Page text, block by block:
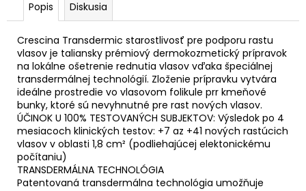
Popis Diskusia
Crescina Transdermic starostlivosť pre podporu rastu
vlasov je taliansky prémiový dermokozmetický prípravok
na lokálne ošetrenie rednutia vlasov vďaka špeciálnej
transdermálnej technológií. Zloženie prípravku vytvára
ideálne prostredie vo vlasovom folikule prr kmeňové
bunky, ktoré sú nevyhnutné pre rast nových vlasov.
ÚČINOK U 100% TESTOVANÝCH SUBJEKTOV: Výsledok po 4
mesiacoch klinických testov: +7 az +41 nových rastúcich
vlasov v oblasti 1,8 cm² (podliehajúcej elektonickému
počítaniu)
TRANSDERMÁLNA TECHNOLÓGIA
Patentovaná transdermálna technológia umožňuje